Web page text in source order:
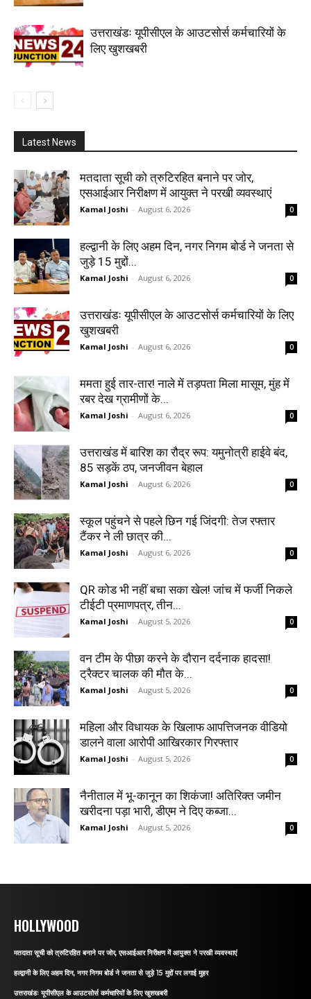
उत्तराखंडः यूपीसीएल के आउटसोर्स कर्मचारियों के
लिए खुशखबरी
Latest News
मतदाता सूची को त्रुटिरहित बनाने पर जोर,
एसआईआर निरीक्षण में आयुक्त ने परखी व्यवस्थाएं
Kamal Joshi - August 6, 2026 0
हल्द्वानी के लिए अहम दिन, नगर निगम बोर्ड ने जनता से
जुड़े 15 मुद्दों...
Kamal Joshi - August 6, 2026 0
उत्तराखंडः यूपीसीएल के आउटसोर्स कर्मचारियों के लिए
खुशखबरी
Kamal Joshi - August 6, 2026 0
ममता हुई तार-तार! नाले में तड़पता मिला मासूम, मुंह में
रबर देख ग्रामीणों के...
Kamal Joshi - August 6, 2026 0
उत्तराखंड में बारिश का रौद्र रूप: यमुनोत्री हाईवे बंद,
85 सड़कें ठप, जनजीवन बेहाल
Kamal Joshi - August 6, 2026 0
स्कूल पहुंचने से पहले छिन गई जिंदगी: तेज रफ्तार
टैंकर ने ली छात्र की...
Kamal Joshi - August 6, 2026 0
QR कोड भी नहीं बचा सका खेल! जांच में फर्जी निकले
टीईटी प्रमाणपत्र, तीन...
Kamal Joshi - August 5, 2026 0
वन टीम के पीछा करने के दौरान दर्दनाक हादसा!
ट्रैक्टर चालक की मौत के...
Kamal Joshi - August 5, 2026 0
महिला और विधायक के खिलाफ आपत्तिजनक वीडियो
डालने वाला आरोपी आखिरकार गिरफ्तार
Kamal Joshi - August 5, 2026 0
नैनीताल में भू-कानून का शिकंजा! अतिरिक्त जमीन
खरीदना पड़ा भारी, डीएम ने दिए कब्जा...
Kamal Joshi - August 5, 2026 0
HOLLYWOOD
मतदाता सूची को त्रुटिरहित बनाने पर जोर, एसआईआर निरीक्षण में आयुक्त ने परखी व्यवस्थाएं
हल्द्वानी के लिए अहम दिन, नगर निगम बोर्ड ने जनता से जुड़े 15 मुद्दों पर लगाई मुहर
उत्तराखंडः यूपीसीएल के आउटसोर्स कर्मचारियों के लिए खुशखबरी